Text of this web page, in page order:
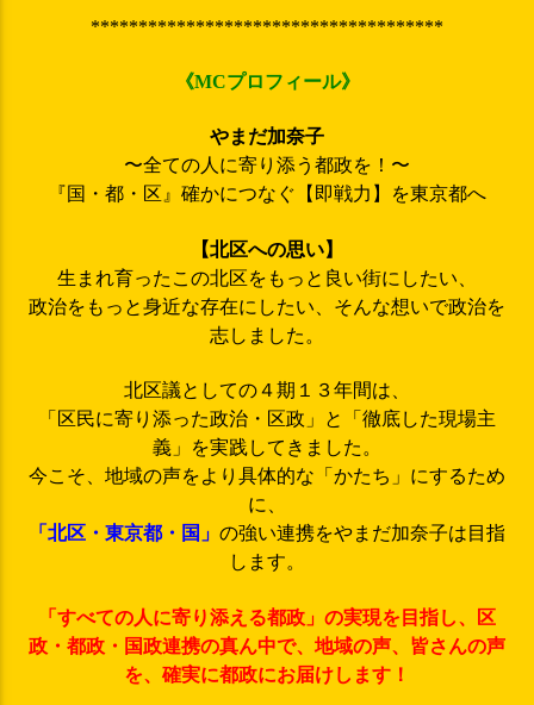
*************************************
《MCプロフィール》
やまだ加奈子
〜全ての人に寄り添う都政を！〜
『国・都・区』確かにつなぐ【即戦力】を東京都へ
【北区への思い】
生まれ育ったこの北区をもっと良い街にしたい、
政治をもっと身近な存在にしたい、そんな想いで政治を
志しました。
北区議としての４期１３年間は、
「区民に寄り添った政治・区政」と「徹底した現場主
義」を実践してきました。
今こそ、地域の声をより具体的な「かたち」にするため
に、
「北区・東京都・国」 の強い連携をやまだ加奈子は目指
します。
「すべての人に寄り添える都政」の実現を目指し、区
政・都政・国政連携の真ん中で、地域の声、皆さんの声
を、確実に都政にお届けします！